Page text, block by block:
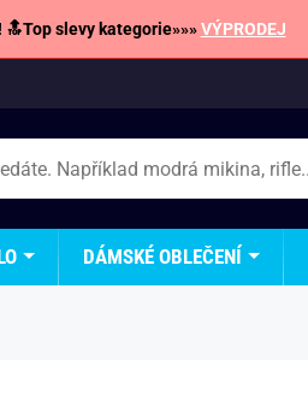
🔝Top slevy kategorie»»»VÝPRODEJ
DÁMSKÉ OBLEČENÍ